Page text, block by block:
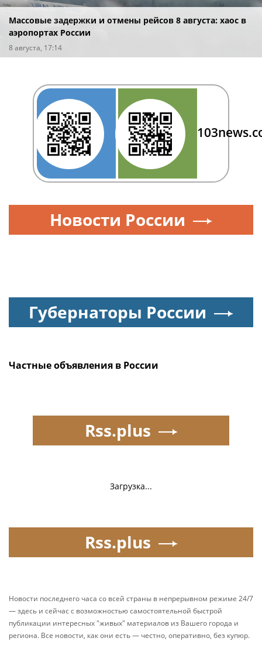
Массовые задержки и отмены рейсов 8 августа: хаос в
аэропортах России
8 августа, 17:14
Новости России
Губернаторы России
Частные объявления в России
Загрузка...
Rss.plus
Rss.plus
Новости последнего часа со всей страны в непрерывном режиме 24/7
— здесь и сейчас с возможностью самостоятельной быстрой
публикации интересных "живых" материалов из Вашего города и
региона. Все новости, как они есть — честно, оперативно, без купюр.